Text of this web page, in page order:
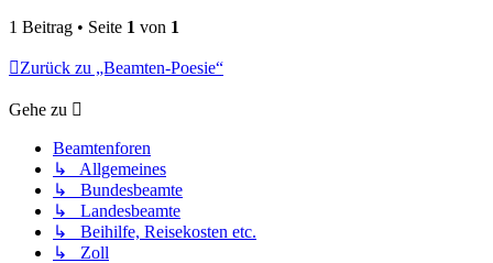
1 Beitrag • Seite 1 von 1
Zurück zu „Beamten-Poesie“
Gehe zu
Beamtenforen
↳ Allgemeines
↳ Bundesbeamte
↳ Landesbeamte
↳ Beihilfe, Reisekosten etc.
↳ Zoll